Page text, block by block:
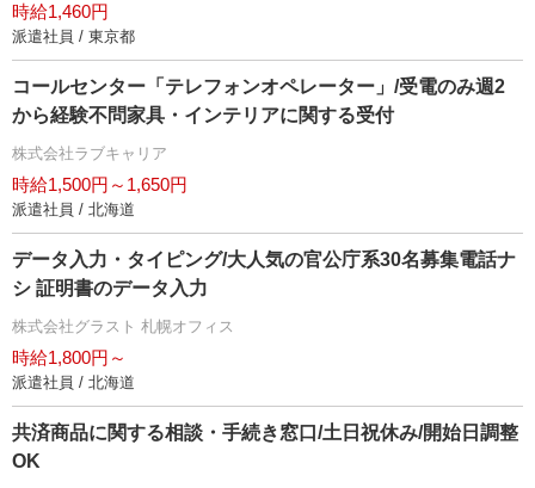
時給1,460円
派遣社員 / 東京都
コールセンター「テレフォンオペレーター」/受電のみ週2
から経験不問家具・インテリアに関する受付
株式会社ラブキャリア
時給1,500円～1,650円
派遣社員 / 北海道
データ入力・タイピング/大人気の官公庁系30名募集電話ナ
シ 証明書のデータ入力
株式会社グラスト 札幌オフィス
時給1,800円～
派遣社員 / 北海道
共済商品に関する相談・手続き窓口/土日祝休み/開始日調整
OK